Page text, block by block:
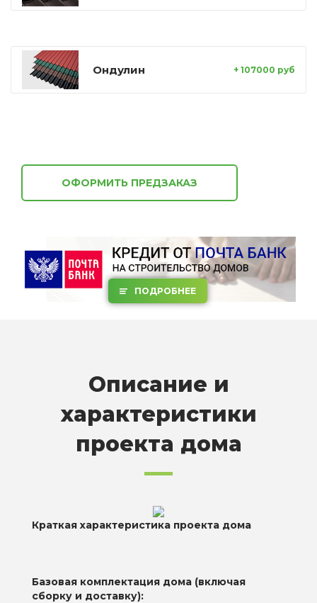
Ондулин + 107000 руб
ОФОРМИТЬ ПРЕДЗАКАЗ
ПОДРОБНЕЕ
Описание и
характеристики
проекта дома
Краткая характеристика проекта дома
Базовая комплектация дома (включая
сборку и доставку):